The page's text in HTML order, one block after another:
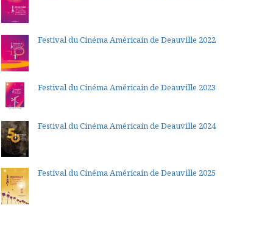
Festival du Cinéma Américain de Deauville 2022
Festival du Cinéma Américain de Deauville 2023
Festival du Cinéma Américain de Deauville 2024
Festival du Cinéma Américain de Deauville 2025